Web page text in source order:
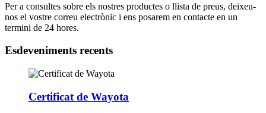
Per a consultes sobre els nostres productes o llista de preus, deixeu-
nos el vostre correu electrònic i ens posarem en contacte en un
termini de 24 hores.
Esdeveniments recents
Certificat de Wayota